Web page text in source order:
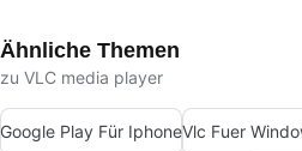
Ähnliche Themen
zu VLC media player
Google Play Für IphoneVlc Fuer